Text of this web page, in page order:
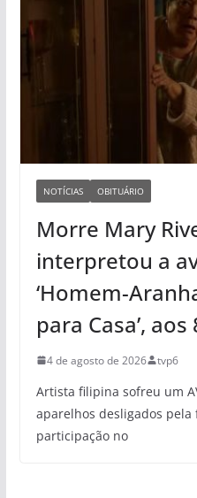
NOTÍCIAS OBITUÁRIO
Morre Mary
interpretou a
‘Homem-
para Casa’,
4 de agosto de 2026 tvp6
Artista filipina sofreu um
aparelhos desligados
participação no